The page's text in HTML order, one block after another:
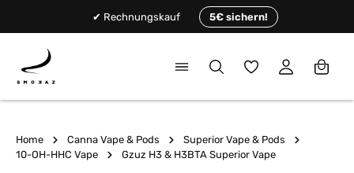
✔ Rechnungskauf 5€ sichern!
Du hast 0
Home Canna Vape & Pods
Superior Vape & Pods
10-OH-HHC Vape
Gzuz H3 & H3BTA Superior Vape